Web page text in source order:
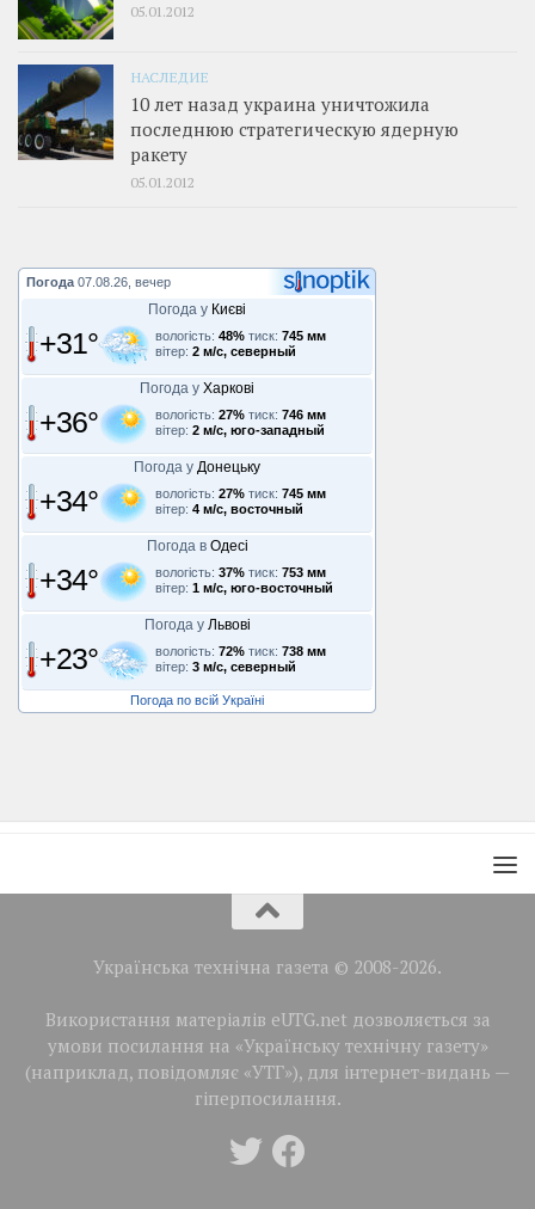
05.01.2012
НАСЛЕДИЕ
10 лет назад украина уничтожила
последнюю стратегическую ядерную
ракету
05.01.2012
Погода 07.08.26, вечер
Погода у Києві
+31° вологість: 48% тиск: 745 мм
вітер: 2 м/с, северный
Погода у Харкові
+36° вологість: 27% тиск: 746 мм
вітер: 2 м/с, юго-западный
Погода у Донецьку
+34° вологість: 27% тиск: 745 мм
вітер: 4 м/с, восточный
Погода в Одесі
+34° вологість: 37% тиск: 753 мм
вітер: 1 м/с, юго-восточный
Погода у Львові
+23° вологість: 72% тиск: 738 мм
вітер: 3 м/с, северный
Погода по всій Україні
Українська технічна газета © 2008-2026.
Використання матеріалів eUTG.net дозволяється за
умови посилання на «Українську технічну газету»
(наприклад, повідомляє «УТГ»), для інтернет-видань —
гіперпосилання.